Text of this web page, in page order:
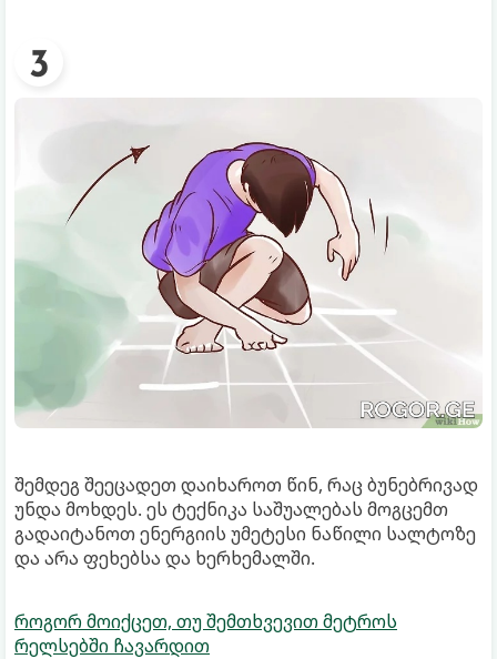
შემდეგ შეეცადეთ დაიხაროთ წინ, რაც ბუნებრივად
უნდა მოხდეს. ეს ტექნიკა საშუალებას მოგცემთ
გადაიტანოთ ენერგიის უმეტესი ნაწილი სალტოზე
და არა ფეხებსა და ხერხემალში.
როგორ მოიქცეთ, თუ შემთხვევით მეტროს
რელსებში ჩავარდით